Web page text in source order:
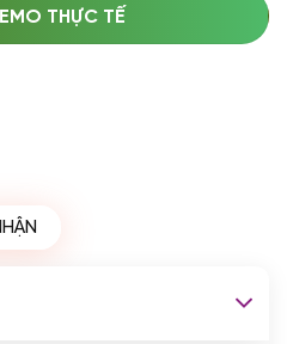
tin doanh nghiệp
THỰC TẾ